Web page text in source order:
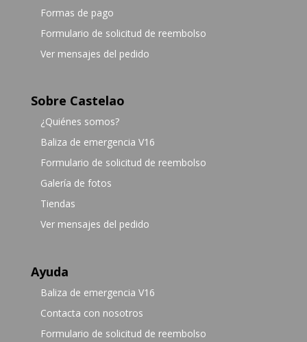
Formas de pago
Formulario de solicitud de reembolso
Ver mensajes del pedido
Sobre Castelao
¿Quiénes somos?
Baliza de emergencia V16
Formulario de solicitud de reembolso
Galería de fotos
Tiendas
Ver mensajes del pedido
Ayuda
Baliza de emergencia V16
Contacta con nosotros
Formulario de solicitud de reembolso